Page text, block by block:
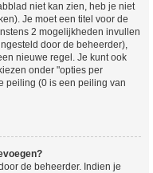
niet kan zien, heb je niet
Je moet een titel voor de
2 mogelijkheden invullen
door de beheerder),
nieuwe regel. Je kunt ook
onder "opties per
peiling (0 is een peiling van
de beheerder. Indien je